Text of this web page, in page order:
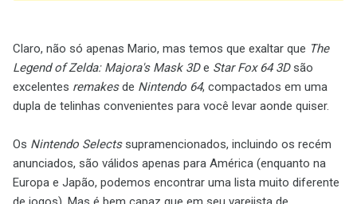
Claro, não só apenas Mario, mas temos que exaltar que The
Legend of Zelda: Majora's Mask 3De Star Fox 64 3Dsão
excelentes remakesde Nintendo 64, compactados em uma
dupla de telinhas convenientes para você levar aonde quiser.
Os Nintendo Selectssupramencionados, incluindo os recém
anunciados, são válidos apenas para América (enquanto na
Europa e Japão, podemos encontrar uma lista muito diferente